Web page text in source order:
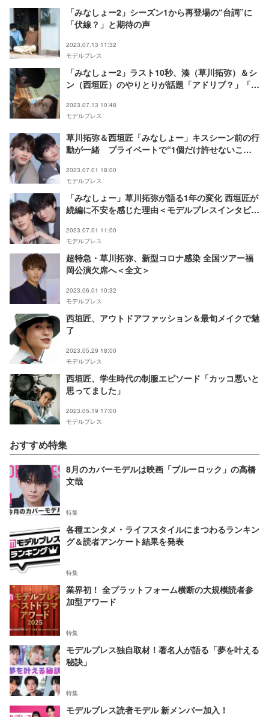
「みなしょー2」シーズン1から再登場の“台詞”に
「伏線？」と期待の声
2023.07.13 11:32
モデルプレス
「みなしょー2」ラスト10秒、湊（草川拓弥）＆シ
ン（西垣匠）のやりとりが話題「アドリブ？」「可
2023.07.13 10:48
モデルプレス
草川拓弥＆西垣匠「みなしょー」キスシーン前の行
動が一緒 プライベートで“1個だけ許せないこ
2023.07.01 18:00
モデルプレス
「みなしょー」草川拓弥が語る1年の変化 西垣匠が
続編に不安を感じた理由＜モデルプレスインタビュ
2023.07.01 11:00
モデルプレス
超特急・草川拓弥、新型コロナ感染 全国ツアー福
岡公演欠席へ＜全文＞
2023.06.01 10:32
モデルプレス
西垣匠、アウトドアファッション＆最旬メイクで魅
了
2023.05.29 18:00
モデルプレス
西垣匠、学生時代の制服エピソード「カッコ悪いと
思ってました」
2023.05.19 17:00
モデルプレス
おすすめ特集
8月のカバーモデルは映画「ブルーロック」の高橋
文哉
特集
各種エンタメ・ライフスタイルにまつわるランキン
グ＆読者アンケート結果を発表
特集
業界初！ 全プラットフォーム横断の大規模読者参
加型アワード
特集
モデルプレス独自取材！著名人が語る「夢を叶える
秘訣」
特集
モデルプレス読者モデル 新メンバー加入！